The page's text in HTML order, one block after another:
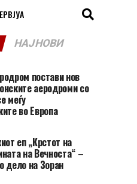
НАЈНОВИ
постави нов
аеродроми со
меѓу
во Европа
еп „Крстот на
на Вечноста“ –
дело на Зоран